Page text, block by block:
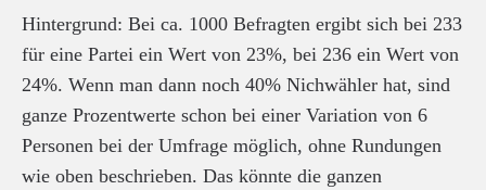
Hintergrund: Bei ca. 1000 Befragten ergibt sich bei 233
für eine Partei ein Wert von 23%, bei 236 ein Wert von
24%. Wenn man dann noch 40% Nichwähler hat, sind
ganze Prozentwerte schon bei einer Variation von 6
Personen bei der Umfrage möglich, ohne Rundungen
wie oben beschrieben. Das könnte die ganzen